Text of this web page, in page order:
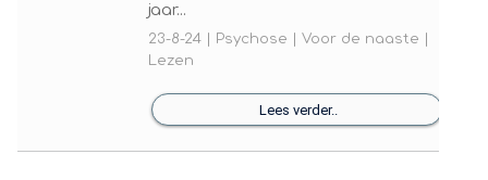
jaar...
23-8-24 | Psychose | Voor de naaste |
Lezen
Lees verder..